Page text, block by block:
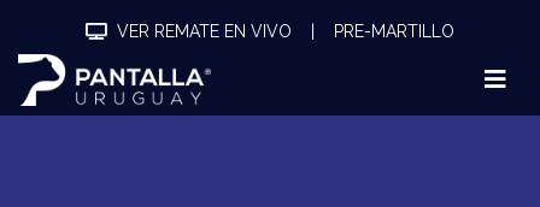
VER REMATE EN VIVO PRE-MARTILLO